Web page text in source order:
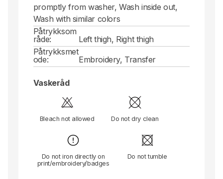
promptly from washer, Wash inside out,
Wash with similar colors
Påtrykksom
råde:
Left thigh, Right thigh
Påtrykksmet
ode:
Embroidery, Transfer
Vaskeråd
Bleach not allowed Do not dry clean
Do not iron directly on
print/embroidery/badges
Do not tumble